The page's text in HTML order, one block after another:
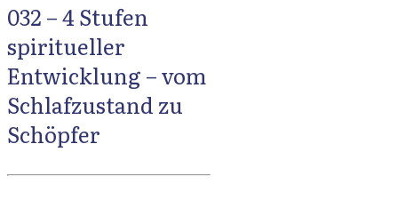
032 – 4 Stufen
spiritueller
Entwicklung – vom
Schlafzustand zu
Schöpfer